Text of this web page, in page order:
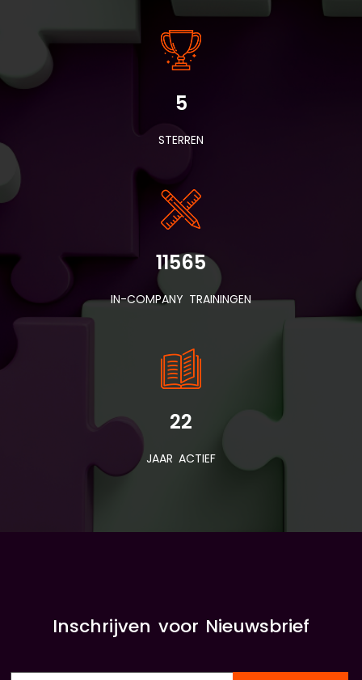
5
STERREN
11565
IN-COMPANY TRAININGEN
22
JAAR ACTIEF
Inschrijven voor Nieuwsbrief